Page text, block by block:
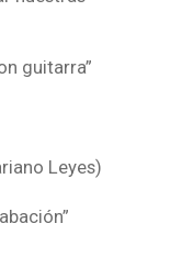
guitarra”
Leyes)